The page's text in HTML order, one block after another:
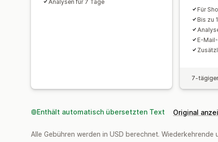
Analysen für 7 Tage
Für
Bis zu
E-
7-
Enthält automatisch übersetzten Text Original
Alle Gebühren werden in USD berechnet.